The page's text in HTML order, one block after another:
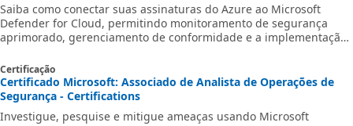
Saiba como conectar suas assinaturas do Azure ao Microsoft
Defender for Cloud, permitindo monitoramento de segurança
aprimorado, gerenciamento de conformidade e a implementação
Certificação
Certificado Microsoft: Associado de Analista de Operações de
Segurança - Certifications
Investigue, pesquise e mitigue ameaças usando Microsoft